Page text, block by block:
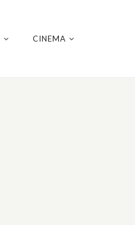
CINEMA